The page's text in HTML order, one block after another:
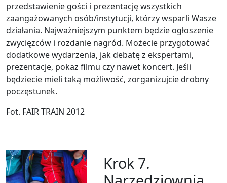
przedstawienie gości i prezentację wszystkich
zaangażowanych osób/instytucji, którzy wsparli Wasze
działania. Najważniejszym punktem będzie ogłoszenie
zwycięzców i rozdanie nagród. Możecie przygotować
dodatkowe wydarzenia, jak debatę z ekspertami,
prezentacje, pokaz filmu czy nawet koncert. Jeśli
będziecie mieli taką możliwość, zorganizujcie drobny
poczęstunek.
Fot. FAIR TRAIN 2012
Krok 7.